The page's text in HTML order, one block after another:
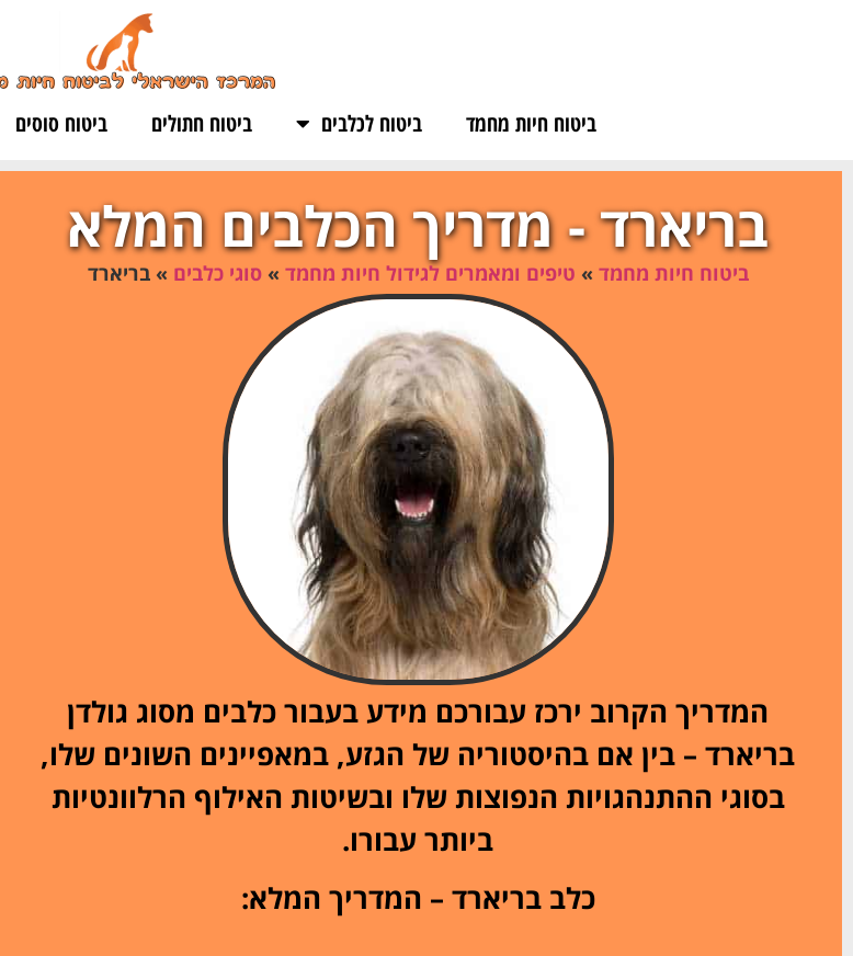
ביטוח חיות מחמד ביטוח לכלבים ביטוח חתולים ביטוח סוסים
בריארד - מדריך הכלבים המלא
ביטוח חיות מחמד » טיפים ומאמרים לגידול חיות מחמד »סוגי כלבים »בריארד
המדריך הקרוב ירכז עבורכם מידע בעבור כלבים מסוג גולדן
בריארד – בין אם בהיסטוריה של הגזע, במאפיינים השונים שלו,
בסוגי ההתנהגויות הנפוצות שלו ובשיטות האילוף הרלוונטיות
ביותר עבורו.
כלב בריארד – המדריך המלא: